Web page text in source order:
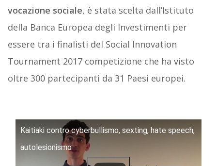
vocazione sociale, è stata scelta dall’Istituto
della Banca Europea degli Investimenti per
essere tra i finalisti del Social Innovation
Tournament 2017 competizione che ha visto
oltre 300 partecipanti da 31 Paesi europei.
Kaitiaki contro cyberbullismo, sexting, hate speech,
autolesionismo